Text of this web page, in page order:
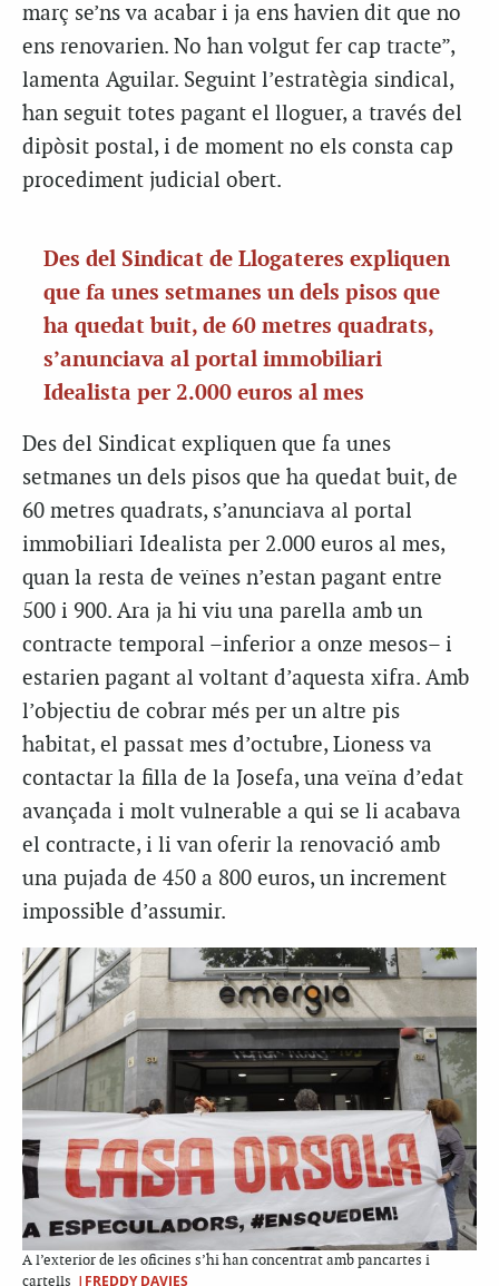
març se’ns va acabar i ja ens havien dit que no
ens renovarien. No han volgut fer cap tracte”,
lamenta Aguilar. Seguint l’estratègia sindical,
han seguit totes pagant el lloguer, a través del
dipòsit postal, i de moment no els consta cap
procediment judicial obert.
Des del Sindicat de Llogateres expliquen
que fa unes setmanes un dels pisos que
ha quedat buit, de 60 metres quadrats,
s’anunciava al portal immobiliari
Idealista per 2.000 euros al mes
Des del Sindicat expliquen que fa unes
setmanes un dels pisos que ha quedat buit, de
60 metres quadrats, s’anunciava al portal
immobiliari Idealista per 2.000 euros al mes,
quan la resta de veïnes n’estan pagant entre
500 i 900. Ara ja hi viu una parella amb un
contracte temporal –inferior a onze mesos– i
estarien pagant al voltant d’aquesta xifra. Amb
l’objectiu de cobrar més per un altre pis
habitat, el passat mes d’octubre, Lioness va
contactar la filla de la Josefa, una veïna d’edat
avançada i molt vulnerable a qui se li acabava
el contracte, i li van oferir la renovació amb
una pujada de 450 a 800 euros, un increment
impossible d’assumir.
A l’exterior de les oficines s’hi han concentrat amb pancartes i
cartells |FREDDY DAVIES